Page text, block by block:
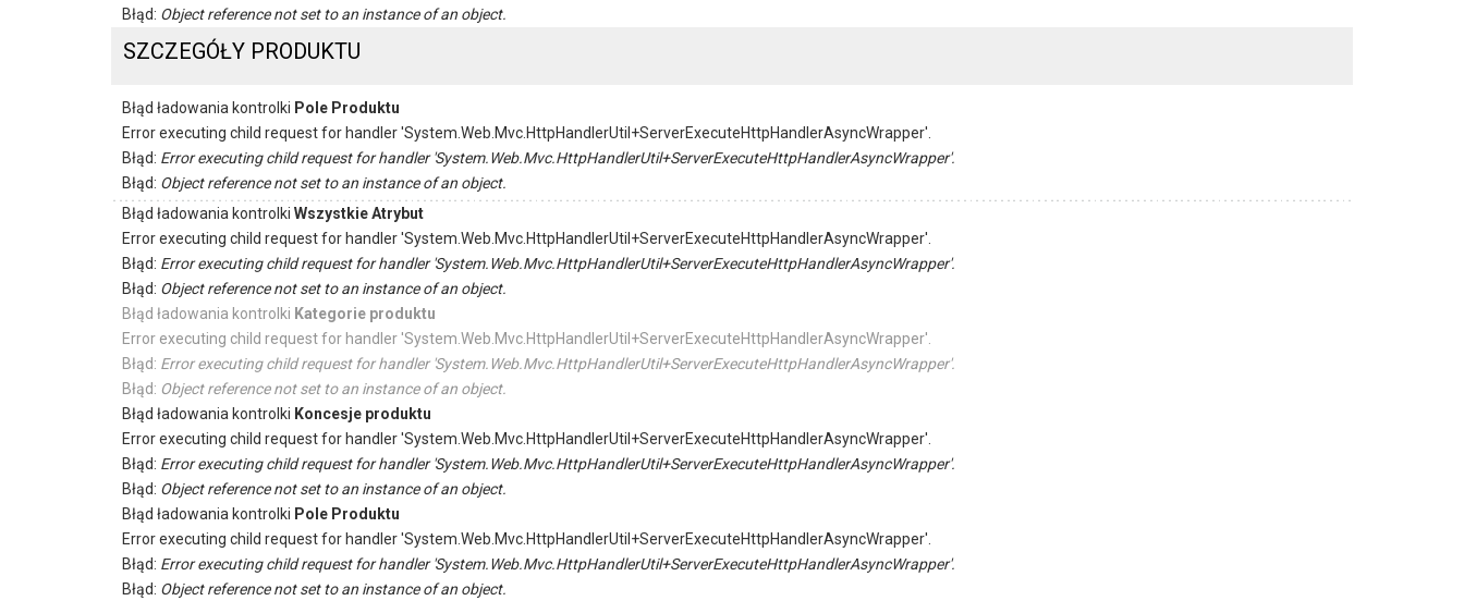
Błąd: Object reference not set to an instance of an object.
SZCZEGÓŁY PRODUKTU
Błąd ładowania kontrolki Pole Produktu
Error executing child request for handler 'System.Web.Mvc.HttpHandlerUtil+ServerExecuteHttpHandlerAsyncWrapper'.
Błąd: Error executing child request for handler 'System.Web.Mvc.HttpHandlerUtil+ServerExecuteHttpHandlerAsyncWrapper'.
Błąd: Object reference not set to an instance of an object.
Błąd ładowania kontrolki Wszystkie Atrybut
Error executing child request for handler 'System.Web.Mvc.HttpHandlerUtil+ServerExecuteHttpHandlerAsyncWrapper'.
Błąd: Error executing child request for handler 'System.Web.Mvc.HttpHandlerUtil+ServerExecuteHttpHandlerAsyncWrapper'.
Błąd: Object reference not set to an instance of an object.
Błąd ładowania kontrolki Kategorie produktu
Error executing child request for handler 'System.Web.Mvc.HttpHandlerUtil+ServerExecuteHttpHandlerAsyncWrapper'.
Błąd: Error executing child request for handler 'System.Web.Mvc.HttpHandlerUtil+ServerExecuteHttpHandlerAsyncWrapper'.
Błąd: Object reference not set to an instance of an object.
Błąd ładowania kontrolki Koncesje produktu
Error executing child request for handler 'System.Web.Mvc.HttpHandlerUtil+ServerExecuteHttpHandlerAsyncWrapper'.
Błąd: Error executing child request for handler 'System.Web.Mvc.HttpHandlerUtil+ServerExecuteHttpHandlerAsyncWrapper'.
Błąd: Object reference not set to an instance of an object.
Błąd ładowania kontrolki Pole Produktu
Error executing child request for handler 'System.Web.Mvc.HttpHandlerUtil+ServerExecuteHttpHandlerAsyncWrapper'.
Błąd: Error executing child request for handler 'System.Web.Mvc.HttpHandlerUtil+ServerExecuteHttpHandlerAsyncWrapper'.
Błąd: Object reference not set to an instance of an object.